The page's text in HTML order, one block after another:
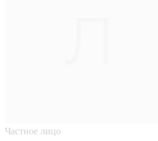
Частное лицо